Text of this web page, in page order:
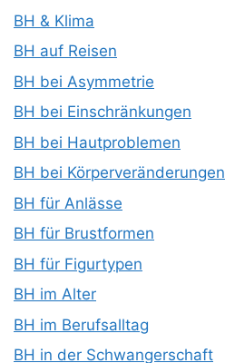
BH & Klima
BH auf Reisen
BH bei Asymmetrie
BH bei Einschränkungen
BH bei Hautproblemen
BH bei Körperveränderungen
BH für Anlässe
BH für Brustformen
BH für Figurtypen
BH im Alter
BH im Berufsalltag
BH in der Schwangerschaft